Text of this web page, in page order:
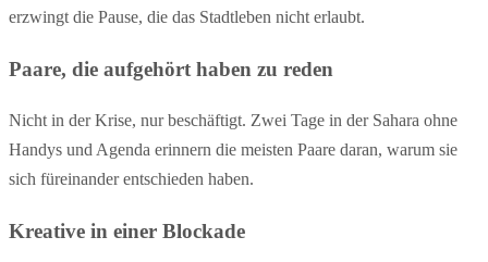
erzwingt die Pause, die das Stadtleben nicht erlaubt.
Paare, die aufgehört haben zu reden
Nicht in der Krise, nur beschäftigt. Zwei Tage in der Sahara ohne
Handys und Agenda erinnern die meisten Paare daran, warum sie
sich füreinander entschieden haben.
Kreative in einer Blockade